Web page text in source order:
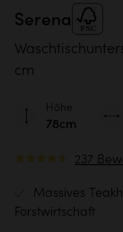
Serena
cm
237
Massives
Forstwirtschaft
Höhe
78cm